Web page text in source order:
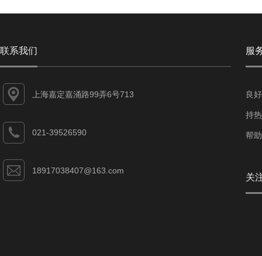
联系我们
上海嘉定嘉涌路99弄6号713
021-39526590
18917038407@163.com
服
良
持
帮
关